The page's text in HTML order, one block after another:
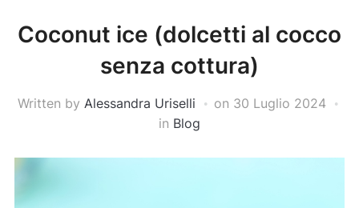
Coconut ice (dolcetti al cocco
senza cottura)
Written by Alessandra Uriselli on 30 Luglio 2024
in Blog